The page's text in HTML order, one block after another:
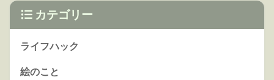
カテゴリー
ライフハック
絵のこと